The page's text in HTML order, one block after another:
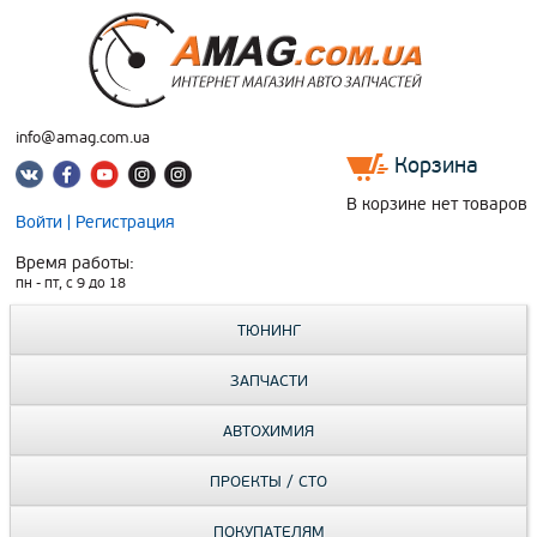
info@amag.com.ua
Войти | Регистрация
Время работы:
пн - пт, c 9 до 18
Корзина
В корзине нет товаров
ТЮНИНГ
ЗАПЧАСТИ
АВТОХИМИЯ
ПРОЕКТЫ / СТО
ПОКУПАТЕЛЯМ